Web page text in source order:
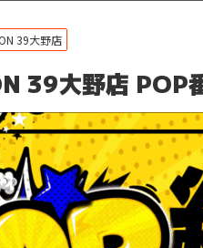
39大野店
39大野店 POP